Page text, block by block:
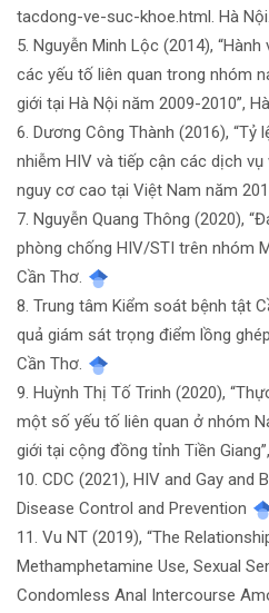
tacdong-ve-suc-khoe.html. Hà Nội.
5. Nguyễn Minh Lộc (2014),
các yếu tố liên quan trong nhóm
giới tại Hà Nội năm 2009-2010”,
6. Dương Công Thành (2016), “Tỷ
nhiễm HIV và tiếp cận các dịch
nguy cơ cao tại Việt Nam năm
7. Nguyễn Quang Thông (2020),
phòng chống HIV/STI trên nhóm
Cần Thơ.
8. Trung tâm Kiểm soát bệnh tật
quả giám sát trọng điểm lồng
Cần Thơ.
9. Huỳnh Thị Tố Trinh (2020),
một số yếu tố liên quan ở nhóm
giới tại cộng đồng tỉnh Tiền
10. CDC (2021), HIV and Gay and
Disease Control and Prevention
11. Vu NT (2019), “The
Methamphetamine Use, Sexual
Condomless Anal Intercourse